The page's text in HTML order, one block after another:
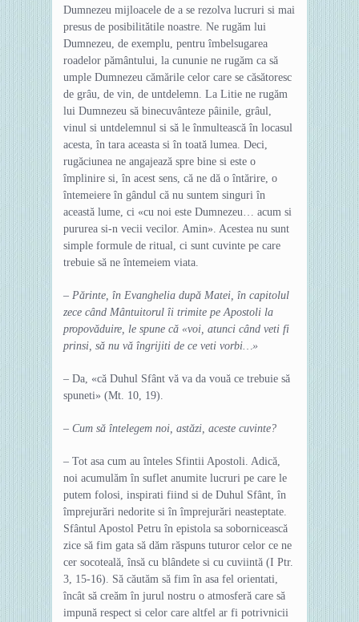
Dumnezeu mijloacele de a se rezolva lucruri si mai
presus de posibilitătile noastre. Ne rugăm lui
Dumnezeu, de exemplu, pentru îmbelsugarea
roadelor pământului, la cununie ne rugăm ca să
umple Dumnezeu cămările celor care se căsătoresc
de grâu, de vin, de untdelemn. La Litie ne rugăm
lui Dumnezeu să binecuvânteze pâinile, grâul,
vinul si untdelemnul si să le înmultească în locasul
acesta, în tara aceasta si în toată lumea. Deci,
rugăciunea ne angajează spre bine si este o
împlinire si, în acest sens, că ne dă o întărire, o
întemeiere în gândul că nu suntem singuri în
această lume, ci «cu noi este Dumnezeu… acum si
pururea si-n vecii vecilor. Amin». Acestea nu sunt
simple formule de ritual, ci sunt cuvinte pe care
trebuie să ne întemeiem viata.
– Părinte, în Evanghelia după Matei, în capitolul
zece când Mântuitorul îi trimite pe Apostoli la
propovăduire, le spune că «voi, atunci când veti fi
prinsi, să nu vă îngrijiti de ce veti vorbi…»
– Da, «că Duhul Sfânt vă va da vouă ce trebuie să
spuneti» (Mt. 10, 19).
– Cum să întelegem noi, astăzi, aceste cuvinte?
– Tot asa cum au înteles Sfintii Apostoli. Adică,
noi acumulăm în suflet anumite lucruri pe care le
putem folosi, inspirati fiind si de Duhul Sfânt, în
împrejurări nedorite si în împrejurări neasteptate.
Sfântul Apostol Petru în epistola sa sobornicească
zice să fim gata să dăm răspuns tuturor celor ce ne
cer socoteală, însă cu blândete si cu cuviintă (I Ptr.
3, 15-16). Să căutăm să fim în asa fel orientati,
încât să creăm în jurul nostru o atmosferă care să
impună respect si celor care altfel ar fi potrivnicii